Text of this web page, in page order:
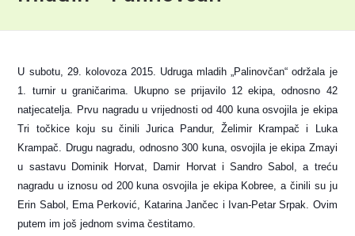
U subotu, 29. kolovoza 2015. Udruga mladih „Palinovčan“ održala je
1. turnir u graničarima. Ukupno se prijavilo 12 ekipa, odnosno 42
natjecatelja. Prvu nagradu u vrijednosti od 400 kuna osvojila je ekipa
Tri točkice koju su činili Jurica Pandur, Želimir Krampač i Luka
Krampač. Drugu nagradu, odnosno 300 kuna, osvojila je ekipa Zmayi
u sastavu Dominik Horvat, Damir Horvat i Sandro Sabol, a treću
nagradu u iznosu od 200 kuna osvojila je ekipa Kobree, a činili su ju
Erin Sabol, Ema Perković, Katarina Jančec i Ivan-Petar Srpak. Ovim
putem im još jednom svima čestitamo.